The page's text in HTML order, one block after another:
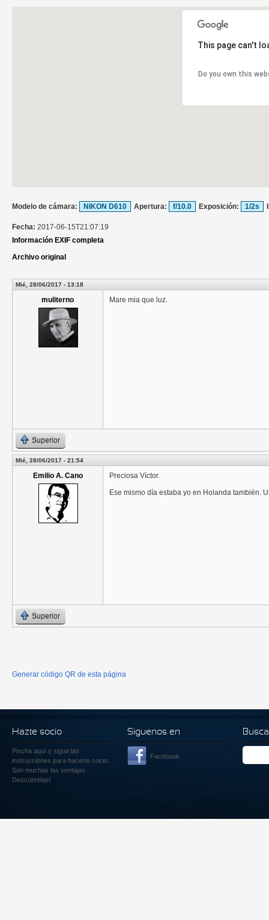
This page can't
Do you own this
Modelo de cámara: NIKON D610 Apertura: f/10.0 Exposición: 1/2s
Fecha: 2017-06-15T21:07:19
Información EXIF completa
Archivo original
Mié, 28/06/2017 - 13:18
muliterno Mare mia que luz.
Superior
Mié, 28/06/2017 - 21:54
Emilio A. Cano
Preciosa Víctor.
Ese mismo día estaba yo en Holanda también.
Superior
Generar código QR de esta página
Hazte socio
Pincha aquí y sigue las
instrucciones para hacerte socio.
Son muchas las ventajas.
Descúbrelas!
Siguenos en
Facebook